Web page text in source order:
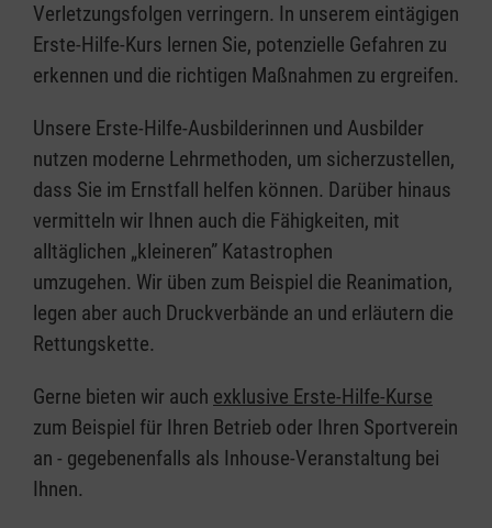
Verletzungsfolgen verringern. In unserem eintägigen
Erste-Hilfe-Kurs lernen Sie, potenzielle Gefahren zu
erkennen und die richtigen Maßnahmen zu ergreifen.
Unsere Erste-Hilfe-Ausbilderinnen und Ausbilder
nutzen moderne Lehrmethoden, um sicherzustellen,
dass Sie im Ernstfall helfen können. Darüber hinaus
vermitteln wir Ihnen auch die Fähigkeiten, mit
alltäglichen „kleineren” Katastrophen
umzugehen. Wir üben zum Beispiel die Reanimation,
legen aber auch Druckverbände an und erläutern die
Rettungskette.
Gerne bieten wir auch exklusive Erste-Hilfe-Kurse
zum Beispiel für Ihren Betrieb oder Ihren Sportverein
an - gegebenenfalls als Inhouse-Veranstaltung bei
Ihnen.